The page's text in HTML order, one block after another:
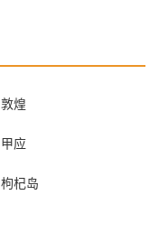
敦煌
甲应
枸杞岛